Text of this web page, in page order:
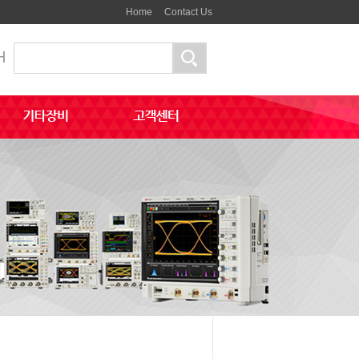
Home Contact Us